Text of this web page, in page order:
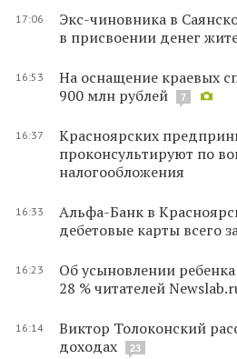
17:06
Экс-чиновника в
в присвоении денег
16:53
На оснащение краевых
900 млн рублей
7
16:37
Красноярских
проконсультируют по
налогообложения
16:33
Альфа-Банк в
дебетовые карты всего
16:23
Об усыновлении
28 % читателей
16:14
Виктор Толоконский
доходах
23